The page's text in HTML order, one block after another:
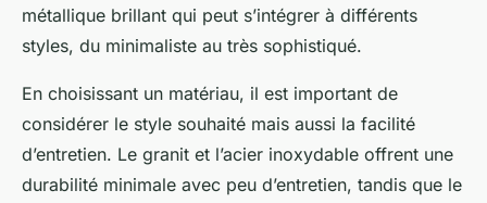
métallique brillant qui peut s’intégrer à différents
styles, du minimaliste au très sophistiqué.
En choisissant un matériau, il est important de
considérer le style souhaité mais aussi la facilité
d’entretien. Le granit et l’acier inoxydable offrent une
durabilité minimale avec peu d’entretien, tandis que le